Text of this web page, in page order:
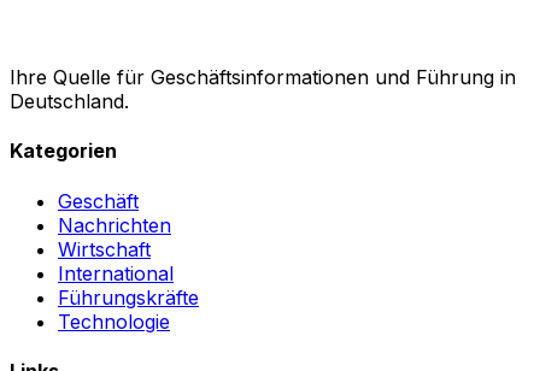
Ihre Quelle für Geschäftsinformationen und Führung in
Deutschland.
Kategorien
Geschäft
Nachrichten
Wirtschaft
International
Führungskräfte
Technologie